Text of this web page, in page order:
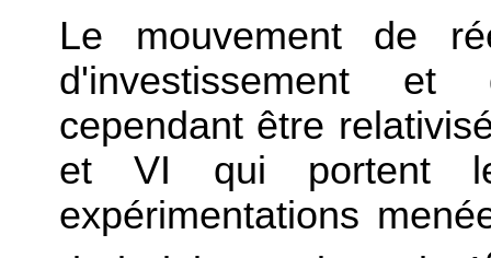
Le mouvement de
d'investissement et
cependant être
et VI qui portent
expérimentations